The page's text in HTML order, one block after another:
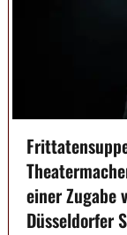
einer Zugabe
Düsseldorfer